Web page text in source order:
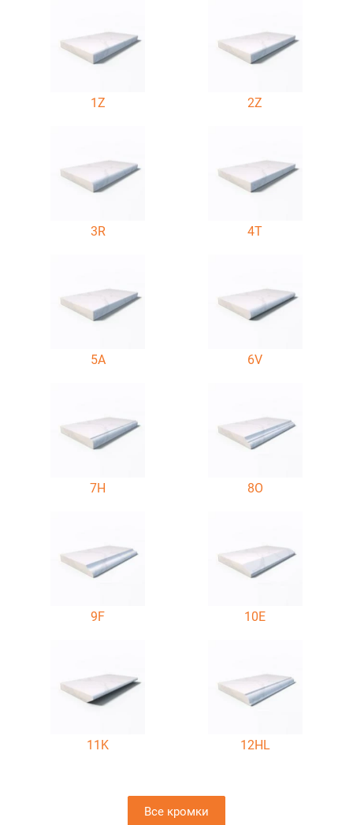
1Z 2Z
3R 4T
5A 6V
7H 8O
9F 10E
11K 12HL
Все кромки